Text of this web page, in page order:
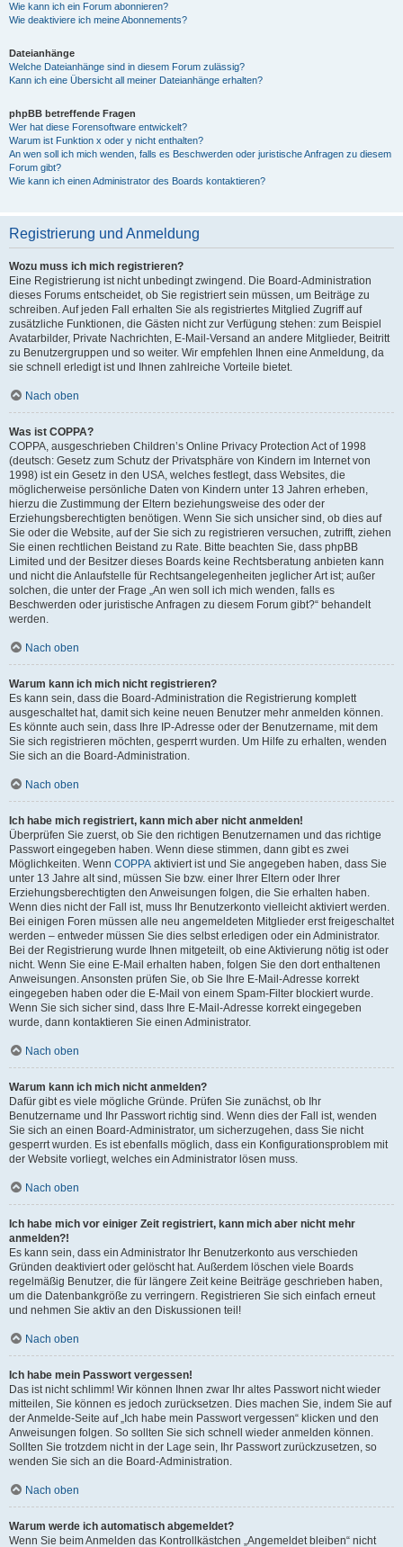
Wie kann ich ein Forum abonnieren?
Wie deaktiviere ich meine Abonnements?
Dateianhänge
Welche Dateianhänge sind in diesem Forum zulässig?
Kann ich eine Übersicht all meiner Dateianhänge erhalten?
phpBB betreffende Fragen
Wer hat diese Forensoftware entwickelt?
Warum ist Funktion x oder y nicht enthalten?
An wen soll ich mich wenden, falls es Beschwerden oder juristische Anfragen zu diesem
Forum gibt?
Wie kann ich einen Administrator des Boards kontaktieren?
Registrierung und Anmeldung
Wozu muss ich mich registrieren?
Eine Registrierung ist nicht unbedingt zwingend. Die Board-Administration
dieses Forums entscheidet, ob Sie registriert sein müssen, um Beiträge zu
schreiben. Auf jeden Fall erhalten Sie als registriertes Mitglied Zugriff auf
zusätzliche Funktionen, die Gästen nicht zur Verfügung stehen: zum Beispiel
Avatarbilder, Private Nachrichten, E-Mail-Versand an andere Mitglieder, Beitritt
zu Benutzergruppen und so weiter. Wir empfehlen Ihnen eine Anmeldung, da
sie schnell erledigt ist und Ihnen zahlreiche Vorteile bietet.
Nach oben
Was ist COPPA?
COPPA, ausgeschrieben Children’s Online Privacy Protection Act of 1998
(deutsch: Gesetz zum Schutz der Privatsphäre von Kindern im Internet von
1998) ist ein Gesetz in den USA, welches festlegt, dass Websites, die
möglicherweise persönliche Daten von Kindern unter 13 Jahren erheben,
hierzu die Zustimmung der Eltern beziehungsweise des oder der
Erziehungsberechtigten benötigen. Wenn Sie sich unsicher sind, ob dies auf
Sie oder die Website, auf der Sie sich zu registrieren versuchen, zutrifft, ziehen
Sie einen rechtlichen Beistand zu Rate. Bitte beachten Sie, dass phpBB
Limited und der Besitzer dieses Boards keine Rechtsberatung anbieten kann
und nicht die Anlaufstelle für Rechtsangelegenheiten jeglicher Art ist; außer
solchen, die unter der Frage „An wen soll ich mich wenden, falls es
Beschwerden oder juristische Anfragen zu diesem Forum gibt?“ behandelt
werden.
Nach oben
Warum kann ich mich nicht registrieren?
Es kann sein, dass die Board-Administration die Registrierung komplett
ausgeschaltet hat, damit sich keine neuen Benutzer mehr anmelden können.
Es könnte auch sein, dass Ihre IP-Adresse oder der Benutzername, mit dem
Sie sich registrieren möchten, gesperrt wurden. Um Hilfe zu erhalten, wenden
Sie sich an die Board-Administration.
Nach oben
Ich habe mich registriert, kann mich aber nicht anmelden!
Überprüfen Sie zuerst, ob Sie den richtigen Benutzernamen und das richtige
Passwort eingegeben haben. Wenn diese stimmen, dann gibt es zwei
Möglichkeiten. Wenn COPPA aktiviert ist und Sie angegeben haben, dass Sie
unter 13 Jahre alt sind, müssen Sie bzw. einer Ihrer Eltern oder Ihrer
Erziehungsberechtigten den Anweisungen folgen, die Sie erhalten haben.
Wenn dies nicht der Fall ist, muss Ihr Benutzerkonto vielleicht aktiviert werden.
Bei einigen Foren müssen alle neu angemeldeten Mitglieder erst freigeschaltet
werden – entweder müssen Sie dies selbst erledigen oder ein Administrator.
Bei der Registrierung wurde Ihnen mitgeteilt, ob eine Aktivierung nötig ist oder
nicht. Wenn Sie eine E-Mail erhalten haben, folgen Sie den dort enthaltenen
Anweisungen. Ansonsten prüfen Sie, ob Sie Ihre E-Mail-Adresse korrekt
eingegeben haben oder die E-Mail von einem Spam-Filter blockiert wurde.
Wenn Sie sich sicher sind, dass Ihre E-Mail-Adresse korrekt eingegeben
wurde, dann kontaktieren Sie einen Administrator.
Nach oben
Warum kann ich mich nicht anmelden?
Dafür gibt es viele mögliche Gründe. Prüfen Sie zunächst, ob Ihr
Benutzername und Ihr Passwort richtig sind. Wenn dies der Fall ist, wenden
Sie sich an einen Board-Administrator, um sicherzugehen, dass Sie nicht
gesperrt wurden. Es ist ebenfalls möglich, dass ein Konfigurationsproblem mit
der Website vorliegt, welches ein Administrator lösen muss.
Nach oben
Ich habe mich vor einiger Zeit registriert, kann mich aber nicht mehr
anmelden?!
Es kann sein, dass ein Administrator Ihr Benutzerkonto aus verschieden
Gründen deaktiviert oder gelöscht hat. Außerdem löschen viele Boards
regelmäßig Benutzer, die für längere Zeit keine Beiträge geschrieben haben,
um die Datenbankgröße zu verringern. Registrieren Sie sich einfach erneut
und nehmen Sie aktiv an den Diskussionen teil!
Nach oben
Ich habe mein Passwort vergessen!
Das ist nicht schlimm! Wir können Ihnen zwar Ihr altes Passwort nicht wieder
mitteilen, Sie können es jedoch zurücksetzen. Dies machen Sie, indem Sie auf
der Anmelde-Seite auf „Ich habe mein Passwort vergessen“ klicken und den
Anweisungen folgen. So sollten Sie sich schnell wieder anmelden können.
Sollten Sie trotzdem nicht in der Lage sein, Ihr Passwort zurückzusetzen, so
wenden Sie sich an die Board-Administration.
Nach oben
Warum werde ich automatisch abgemeldet?
Wenn Sie beim Anmelden das Kontrollkästchen „Angemeldet bleiben“ nicht